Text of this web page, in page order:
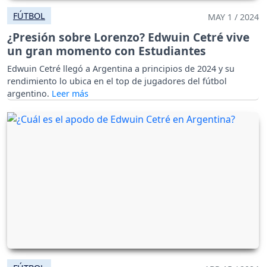
FÚTBOL MAY 1 / 2024
¿Presión sobre Lorenzo? Edwuin Cetré vive
un gran momento con Estudiantes
Edwuin Cetré llegó a Argentina a principios de 2024 y su
rendimiento lo ubica en el top de jugadores del fútbol
argentino.